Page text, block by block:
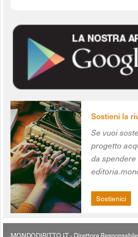
Sostieni la
Se vuoi
progetto
da spendere
Sostienici